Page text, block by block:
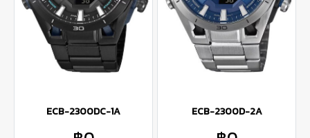
ECB-2300DC-1A ECB-2300D-2A